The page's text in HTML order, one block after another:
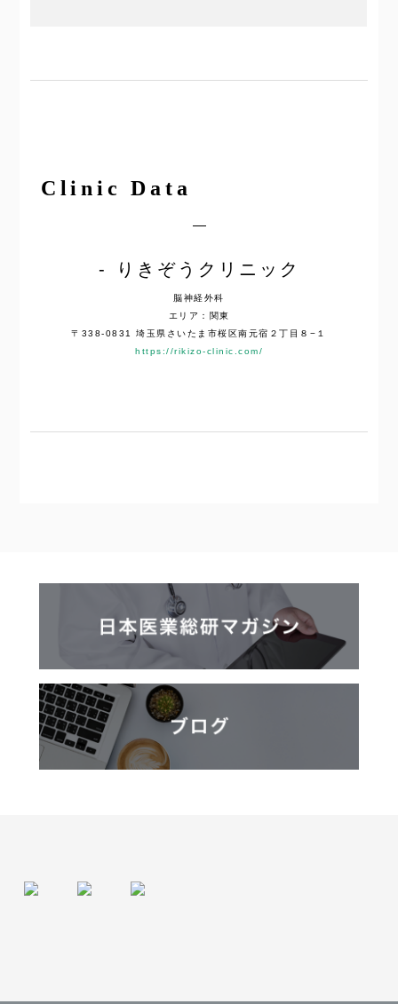
Clinic Data
りきぞうクリニック
脳神経外科
エリア：関東
〒338-0831 埼玉県さいたま市桜区南元宿２丁目８−１
https://rikizo-clinic.com/